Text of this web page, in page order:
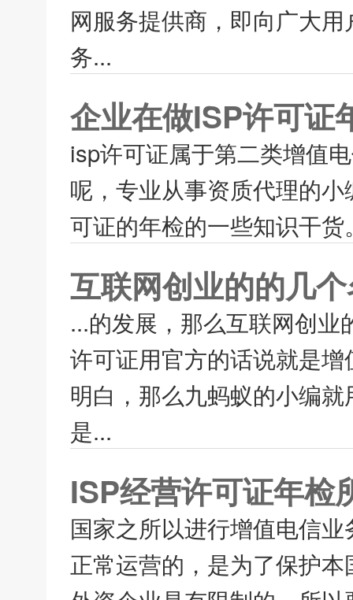
网服务提供商，即向广大
务...
企业在做ISP许可证
isp许可证属于第二类增值
呢，专业从事资质代理的
可证的年检的一些知识干
互联网创业的的几
...的发展，那么互联网创
许可证用官方的话说就是
明白，那么九蚂蚁的小编
是...
ISP经营许可证年检
国家之所以进行增值电信
正常运营的，是为了保护